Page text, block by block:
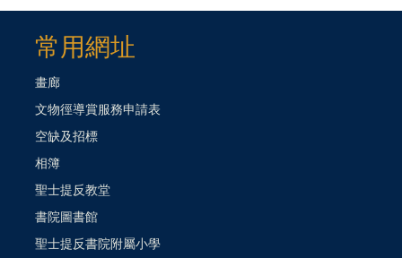
常用網址
畫廊
文物徑導賞服務申請表
空缺及招標
相簿
聖士提反教堂
書院圖書館
聖士提反書院附屬小學